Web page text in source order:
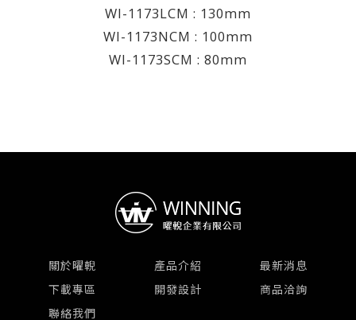
WI-1173LCM : 130mm
WI-1173NCM : 100mm
WI-1173SCM : 80mm
關於曜輗 產品介紹
最新消息
下載專區
開發設計
商品洽詢
聯絡我們